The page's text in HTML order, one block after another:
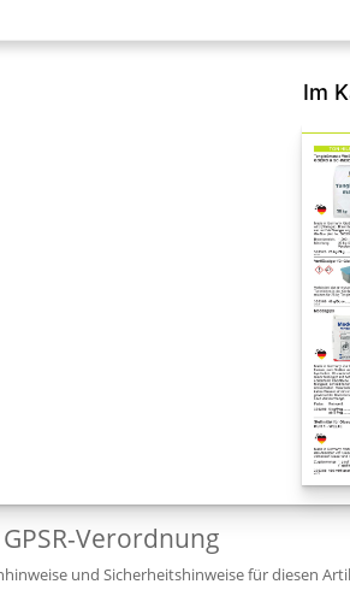
Im
Verordnung
und Sicherheitshinweise für diesen